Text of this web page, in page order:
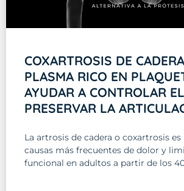
COXARTROSIS DE
PLASMA RICO EN
AYUDAR A CONTROLAR
PRESERVAR LA
La artrosis de cadera o coxartrosis es
causas más frecuentes de dolor y
funcional en adultos a partir de los